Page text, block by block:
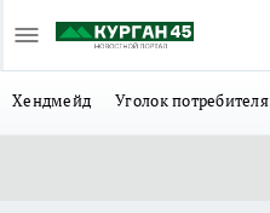
Хендмейд Уголок потребителя